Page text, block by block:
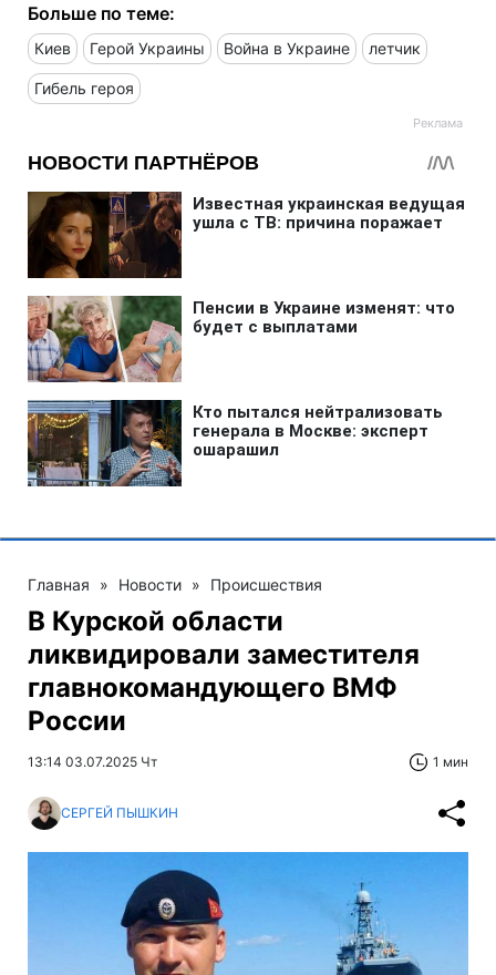
Больше по теме:
Киев Герой Украины Война в Украине летчик
Гибель героя
Главная » Новости » Происшествия
В Курской области
ликвидировали заместителя
главнокомандующего ВМФ
России
13:14 03.07.2025 Чт 1 мин
СЕРГЕЙ ПЫШКИН